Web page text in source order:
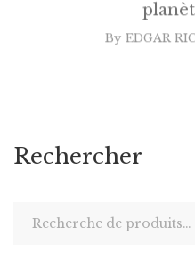
Une princesse de
Rechercher